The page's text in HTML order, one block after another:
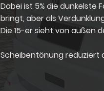
Dabei ist 5% die dunkelste
bringt, aber als
Die 15-er sieht von außen
Scheibentönung reduziert